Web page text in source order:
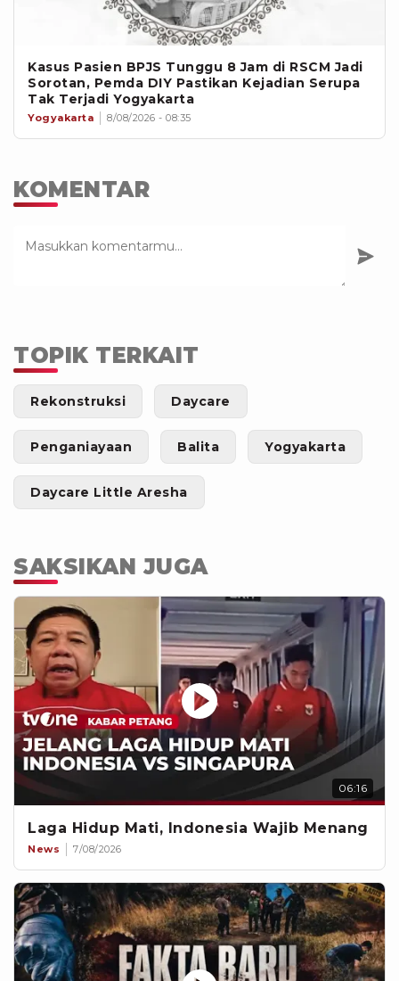
Kasus Pasien BPJS Tunggu 8 Jam di RSCM Jadi
Sorotan, Pemda DIY Pastikan Kejadian Serupa
Tak Terjadi Yogyakarta
Yogyakarta 8/08/2026 - 08:35
KOMENTAR
TOPIK TERKAIT
Rekonstruksi Daycare
Penganiayaan Balita Yogyakarta
Daycare Little Aresha
SAKSIKAN JUGA
06:16
Laga Hidup Mati, Indonesia Wajib Menang
News 7/08/2026